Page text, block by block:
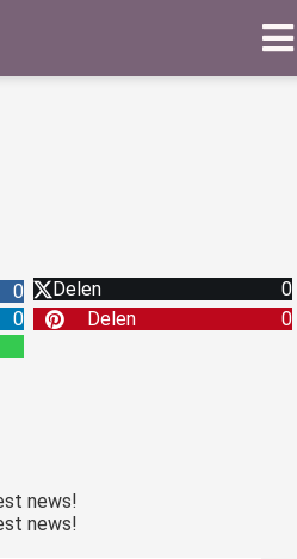
0 Delen
0
0 Delen
0
news!
news!